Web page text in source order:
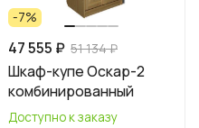
-7%
47 555 ₽ 51 134 ₽
Шкаф-купе Оскар-2
комбинированный
Доступно к заказу